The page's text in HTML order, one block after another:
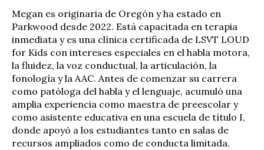
Megan es originaria de Oregón y ha estado en
Parkwood desde 2022. Está capacitada en terapia
inmediata y es una clínica certificada de LSVT LOUD
for Kids con intereses especiales en el habla motora,
la fluidez, la voz conductual, la articulación, la
fonología y la AAC. Antes de comenzar su carrera
como patóloga del habla y el lenguaje, acumuló una
amplia experiencia como maestra de preescolar y
como asistente educativa en una escuela de título I,
donde apoyó a los estudiantes tanto en salas de
recursos ampliados como de conducta limitada.